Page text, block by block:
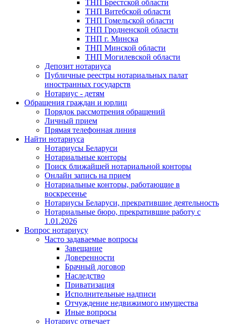
ТНП Брестской области
ТНП Витебской области
ТНП Гомельской области
ТНП Гродненской области
ТНП г. Минска
ТНП Минской области
ТНП Могилевской области
Депозит нотариуса
Публичные реестры нотариальных палат
иностранных государств
Нотариус - детям
Обращения граждан и юрлиц
Порядок рассмотрения обращений
Личный прием
Прямая телефонная линия
Найти нотариуса
Нотариусы Беларуси
Нотариальные конторы
Поиск ближайшей нотариальной конторы
Онлайн запись на прием
Нотариальные конторы, работающие в
воскресенье
Нотариусы Беларуси, прекратившие деятельность
Нотариальные бюро, прекратившие работу с
1.01.2026
Вопрос нотариусу
Часто задаваемые вопросы
Завещание
Доверенности
Брачный договор
Наследство
Приватизация
Исполнительные надписи
Отчуждение недвижимого имущества
Иные вопросы
Нотариус отвечает